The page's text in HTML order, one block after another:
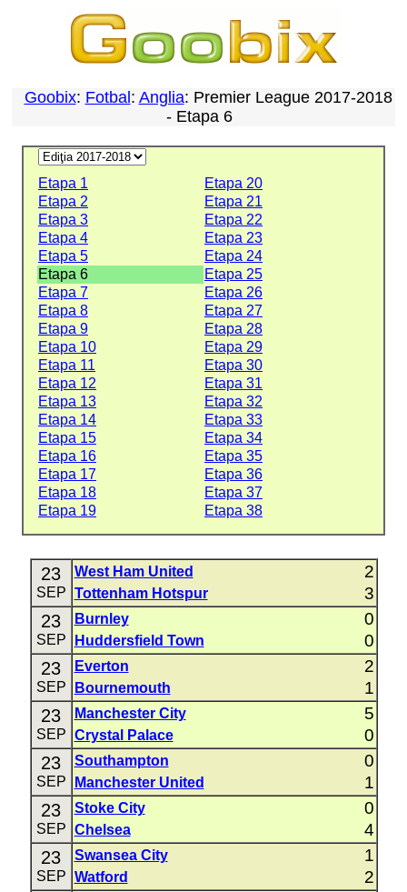
Goobix: Fotbal : Anglia: Premier League 2017-2018
- Etapa 6
Etapa 1
Etapa 20
Etapa 2
Etapa 21
Etapa 3
Etapa 22
Etapa 4
Etapa 23
Etapa 5
Etapa 24
Etapa 6
Etapa 25
Etapa 7
Etapa 26
Etapa 8
Etapa 27
Etapa 9
Etapa 28
Etapa 10
Etapa 29
Etapa 11
Etapa 30
Etapa 12
Etapa 31
Etapa 13
Etapa 32
Etapa 14
Etapa 33
Etapa 15
Etapa 34
Etapa 16
Etapa 35
Etapa 17
Etapa 36
Etapa 18
Etapa 37
Etapa 19
Etapa 38
23
SEP
West Ham United 2
Tottenham Hotspur 3
23
SEP
Burnley 0
Huddersfield Town 0
23
SEP
Everton 2
Bournemouth 1
23
SEP
Manchester City 5
Crystal Palace 0
23
SEP
Southampton 0
Manchester United 1
23
SEP
Stoke City 0
Chelsea 4
23
SEP
Swansea City 1
Watford 2